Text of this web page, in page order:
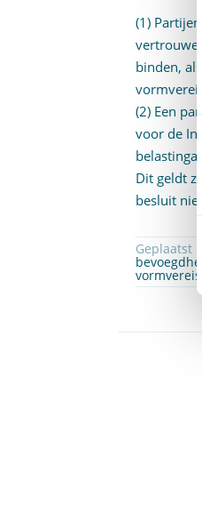
(1)
binden,
(2) Een
voor de
Dit geldt
besluit
Geplaatst in